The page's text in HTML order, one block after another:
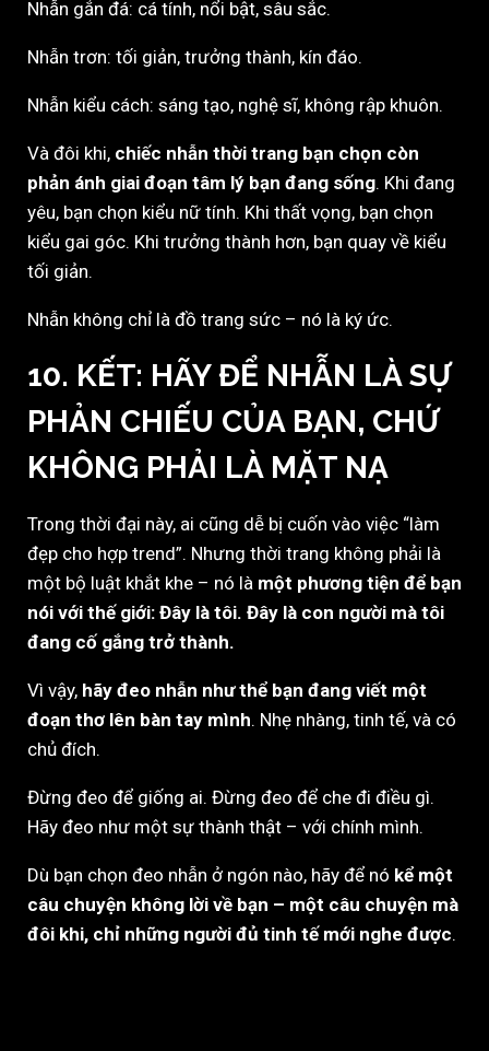
Nhẫn gắn đá: cá tính, nổi bật, sâu sắc.
Nhẫn trơn: tối giản, trưởng thành, kín đáo.
Nhẫn kiểu cách: sáng tạo, nghệ sĩ, không rập khuôn.
Và đôi khi, chiếc nhẫn thời trang bạn chọn còn
phản ánh giai đoạn tâm lý bạn đang sống. Khi đang
yêu, bạn chọn kiểu nữ tính. Khi thất vọng, bạn chọn
kiểu gai góc. Khi trưởng thành hơn, bạn quay về kiểu
tối giản.
Nhẫn không chỉ là đồ trang sức – nó là ký ức.
10. KẾT: HÃY ĐỂ NHẪN LÀ SỰ
PHẢN CHIẾU CỦA BẠN, CHỨ
KHÔNG PHẢI LÀ MẶT NẠ
Trong thời đại này, ai cũng dễ bị cuốn vào việc “làm
đẹp cho hợp trend”. Nhưng thời trang không phải là
một bộ luật khắt khe – nó là một phương tiện để bạn
nói với thế giới: Đây là tôi. Đây là con người mà tôi
đang cố gắng trở thành.
Vì vậy, hãy đeo nhẫn như thể bạn đang viết một
đoạn thơ lên bàn tay mình. Nhẹ nhàng, tinh tế, và có
chủ đích.
Đừng đeo để giống ai. Đừng đeo để che đi điều gì.
Hãy đeo như một sự thành thật – với chính mình.
Dù bạn chọn đeo nhẫn ở ngón nào, hãy để nó kể một
câu chuyện không lời về bạn – một câu chuyện mà
đôi khi, chỉ những người đủ tinh tế mới nghe được.